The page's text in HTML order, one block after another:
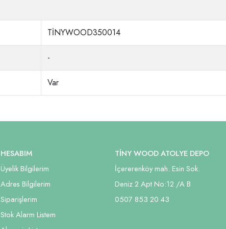
TİNYWOOD350014
-
Var
HESABIM
Üyelik Bilgilerim
Adres Bilgilerim
Siparişlerim
Stok Alarm Listem
TİNY WOOD ATOLYE DEPO
İçererenköy mah. Esin Sok.
Deniz 2 Apt No:12 /A B
0507 853 20 43